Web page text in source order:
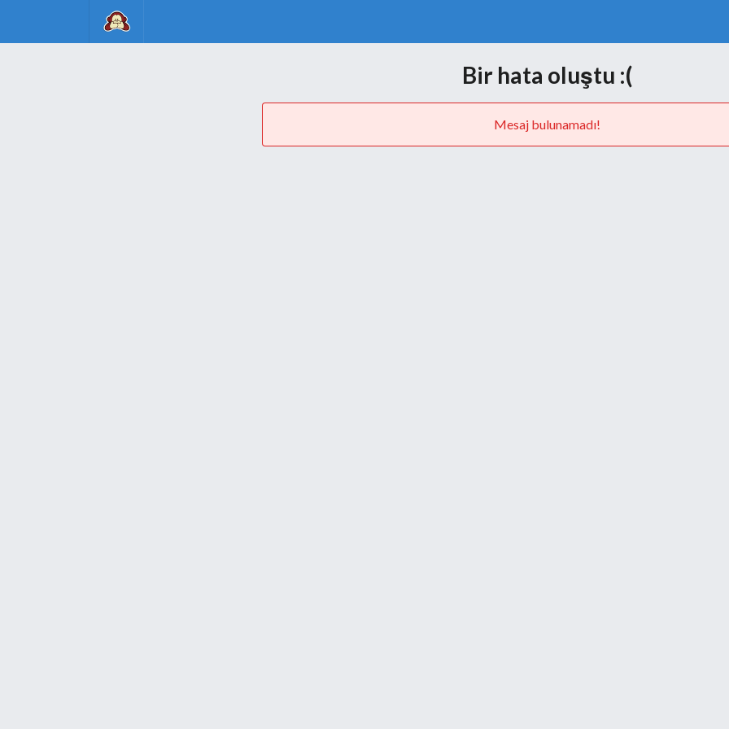
Bir hata oluştu :(
Mesaj bulunamadı!